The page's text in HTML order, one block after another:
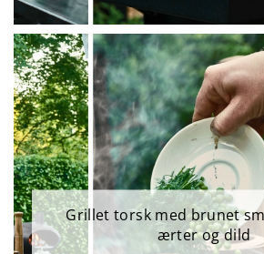
Grillet torsk med brunet
ærter og dild